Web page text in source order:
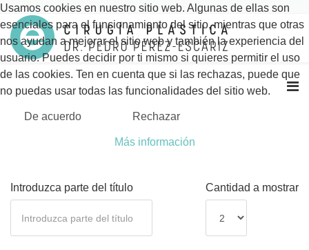
Introduzca parte del título Cantidad a mostrar
Usamos cookies en nuestro sitio web. Algunas de ellas son
esenciales para el funcionamiento del sitio, mientras que otras
nos ayudan a mejorar el sitio web y también la experiencia del
usuario. Puedes decidir por ti mismo si quieres permitir el uso
de las cookies. Ten en cuenta que si las rechazas, puede que
no puedas usar todas las funcionalidades del sitio web.
De acuerdo Rechazar
Más información